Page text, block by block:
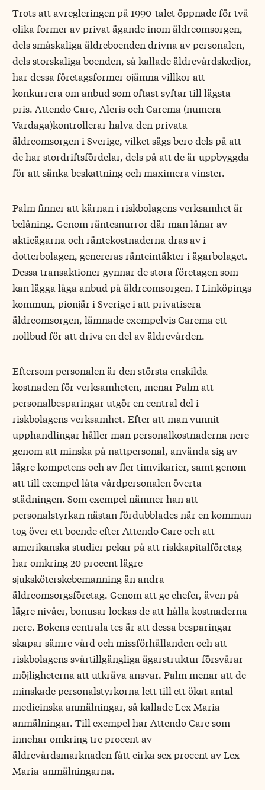
Trots att avregleringen på 1990-talet öppnade för två
olika former av privat ägande inom äldreomsorgen,
dels småskaliga äldreboenden drivna av personalen,
dels storskaliga boenden, så kallade äldrevårdskedjor,
har dessa företagsformer ojämna villkor att
konkurrera om anbud som oftast syftar till lägsta
pris. Attendo Care, Aleris och Carema (numera
Vardaga)kontrollerar halva den privata
äldreomsorgen i Sverige, vilket sägs bero dels på att
de har stordriftsfördelar, dels på att de är uppbyggda
för att sänka beskattning och maximera vinster.
Palm finner att kärnan i riskbolagens verksamhet är
belåning. Genom räntesnurror där man lånar av
aktieägarna och räntekostnaderna dras av i
dotterbolagen, genereras ränteintäkter i ägarbolaget.
Dessa transaktioner gynnar de stora företagen som
kan lägga låga anbud på äldreomsorgen. I Linköpings
kommun, pionjär i Sverige i att privatisera
äldreomsorgen, lämnade exempelvis Carema ett
nollbud för att driva en del av äldrevården.
Eftersom personalen är den största enskilda
kostnaden för verksamheten, menar Palm att
personalbesparingar utgör en central del i
riskbolagens verksamhet. Efter att man vunnit
upphandlingar håller man personalkostnaderna nere
genom att minska på nattpersonal, använda sig av
lägre kompetens och av fler timvikarier, samt genom
att till exempel låta vårdpersonalen överta
städningen. Som exempel nämner han att
personalstyrkan nästan fördubblades när en kommun
tog över ett boende efter Attendo Care och att
amerikanska studier pekar på att riskkapitalföretag
har omkring 20 procent lägre
sjuksköterskebemanning än andra
äldreomsorgsföretag. Genom att ge chefer, även på
lägre nivåer, bonusar lockas de att hålla kostnaderna
nere. Bokens centrala tes är att dessa besparingar
skapar sämre vård och missförhållanden och att
riskbolagens svårtillgängliga ägarstruktur försvårar
möjligheterna att utkräva ansvar. Palm menar att de
minskade personalstyrkorna lett till ett ökat antal
medicinska anmälningar, så kallade Lex Maria-
anmälningar. Till exempel har Attendo Care som
innehar omkring tre procent av
äldrevårdsmarknaden fått cirka sex procent av Lex
Maria-anmälningarna.